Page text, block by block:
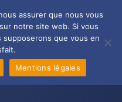
Main
assurer que nous vous
notre site web. Si vous
que vous en
Mentions légales